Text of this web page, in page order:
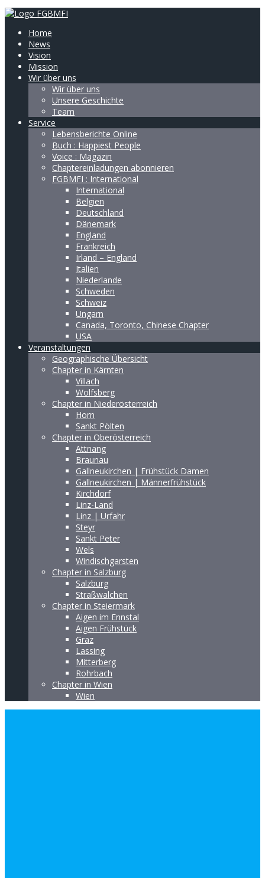
Home
News
Vision
Mission
Wir über uns
Wir über uns
Unsere Geschichte
Team
Service
Lebensberichte Online
Buch : Happiest People
Voice : Magazin
Chaptereinladungen abonnieren
FGBMFI : International
International
Belgien
Deutschland
Dänemark
England
Frankreich
Irland – England
Italien
Niederlande
Schweden
Schweiz
Ungarn
Canada, Toronto, Chinese Chapter
USA
Veranstaltungen
Geographische Übersicht
Chapter in Kärnten
Villach
Wolfsberg
Chapter in Niederösterreich
Horn
Sankt Pölten
Chapter in Oberösterreich
Attnang
Braunau
Gallneukirchen | Frühstück Damen
Gallneukirchen | Männerfrühstück
Kirchdorf
Linz-Land
Linz | Urfahr
Steyr
Sankt Peter
Wels
Windischgarsten
Chapter in Salzburg
Salzburg
Straßwalchen
Chapter in Steiermark
Aigen im Ennstal
Aigen Frühstück
Graz
Lassing
Mitterberg
Rohrbach
Chapter in Wien
Wien